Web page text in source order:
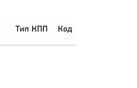
Тип КПП Код